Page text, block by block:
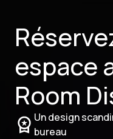
espace
Room
Un design
bureau